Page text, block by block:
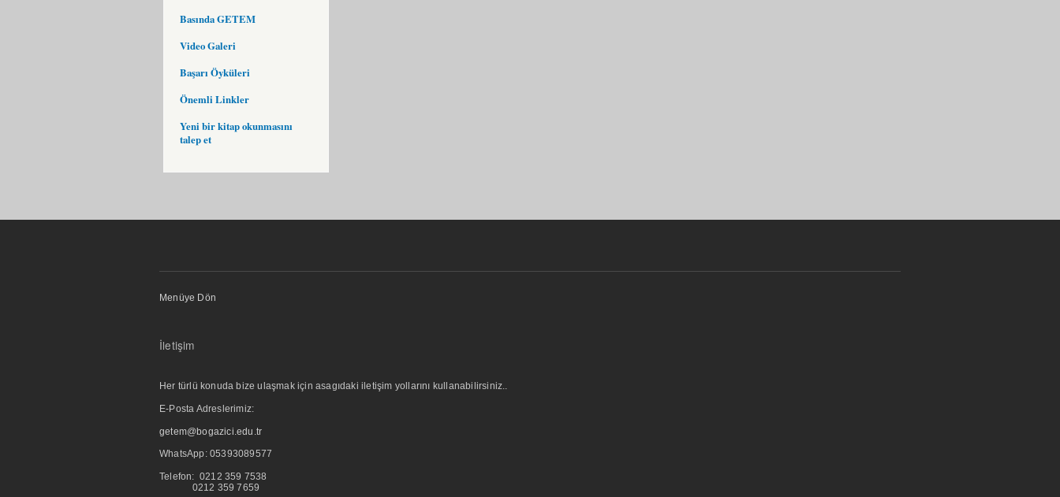
Basında GETEM
Video Galeri
Başarı Öyküleri
Önemli Linkler
Yeni bir kitap okunmasını
talep et
Menüye Dön
İletişim
Her türlü konuda bize ulaşmak için asagıdaki iletişim yollarını kullanabilirsiniz..
E-Posta Adreslerimiz:
getem@bogazici.edu.tr
WhatsApp: 05393089577
Telefon: 0212 359 7538
0212 359 7659